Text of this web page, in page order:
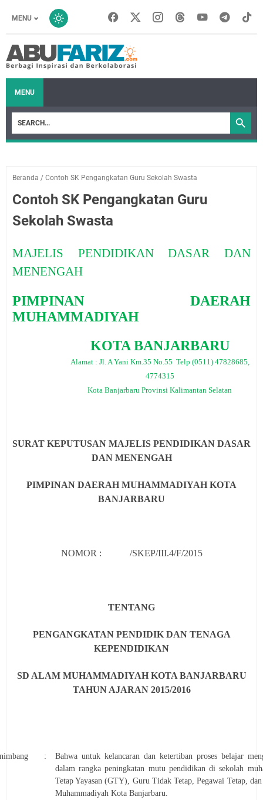
MENU
MENU
Beranda / Contoh SK Pengangkatan Guru Sekolah Swasta
Contoh SK Pengangkatan Guru
Sekolah Swasta
MAJELIS PENDIDIKAN DASAR DAN
MENENGAH
PIMPINAN DAERAH
MUHAMMADIYAH
KOTA BANJARBARU
Alamat : Jl. A Yani Km.35 No.55 Telp (0511) 47828685,
4774315
Kota Banjarbaru Provinsi Kalimantan Selatan
SURAT KEPUTUSAN MAJELIS PENDIDIKAN DASAR
DAN MENENGAH
PIMPINAN DAERAH MUHAMMADIYAH KOTA
BANJARBARU
NOMOR : /SKEP/III.4/F/2015
TENTANG
PENGANGKATAN PENDIDIK DAN TENAGA
KEPENDIDIKAN
SD ALAM MUHAMMADIYAH KOTA BANJARBARU
TAHUN AJARAN 2015/2016
:
Bahwa untuk kelancaran dan ketertiban proses belajar
dalam rangka peningkatan mutu pendidikan di sekolah
Tetap Yayasan (GTY), Guru Tidak Tetap, Pegawai Tetap,
Muhammadiyah Kota Banjarbaru.